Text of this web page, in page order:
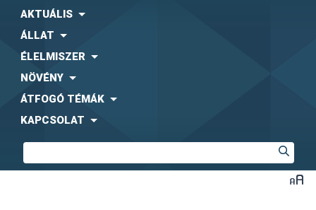
AKTUÁLIS
ÁLLAT
ÉLELMISZER
NÖVÉNY
ÁTFOGÓ TÉMÁK
KAPCSOLAT